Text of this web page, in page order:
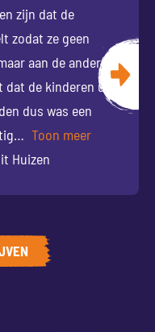
zijn dat de
zodat ze geen
aan de andere
de kinderen uit
dus was een
Toon meer
Huizen